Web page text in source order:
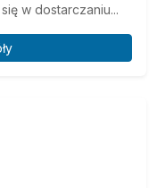
w dostarczaniu...